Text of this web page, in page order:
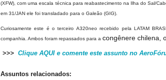
(XFW), com uma escala técnica para reabastecimento na Ilha do Sal/
em 31/JAN ele foi transladado para o Galeão (GIG).
Curiosamente este é o terceiro A320neo recebido pela LATAM
companhia. Ambos foram repassados para a congênere chilena,
>>> Clique AQUI e comente este assunto no
Assuntos relacionados: